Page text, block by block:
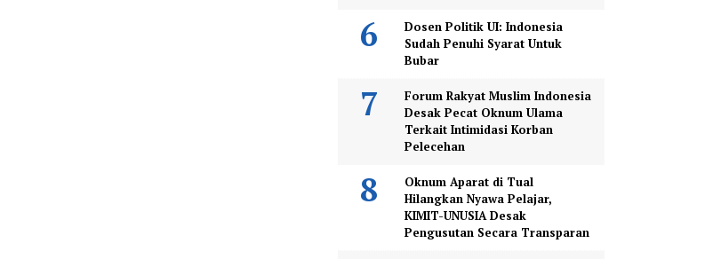
Dosen Politik UI: Indonesia
Sudah Penuhi Syarat Untuk
Bubar
Forum Rakyat Muslim Indonesia
Desak Pecat Oknum Ulama
Terkait Intimidasi Korban
Pelecehan
Oknum Aparat di Tual
Hilangkan Nyawa Pelajar,
KIMIT-UNUSIA Desak
Pengusutan Secara Transparan